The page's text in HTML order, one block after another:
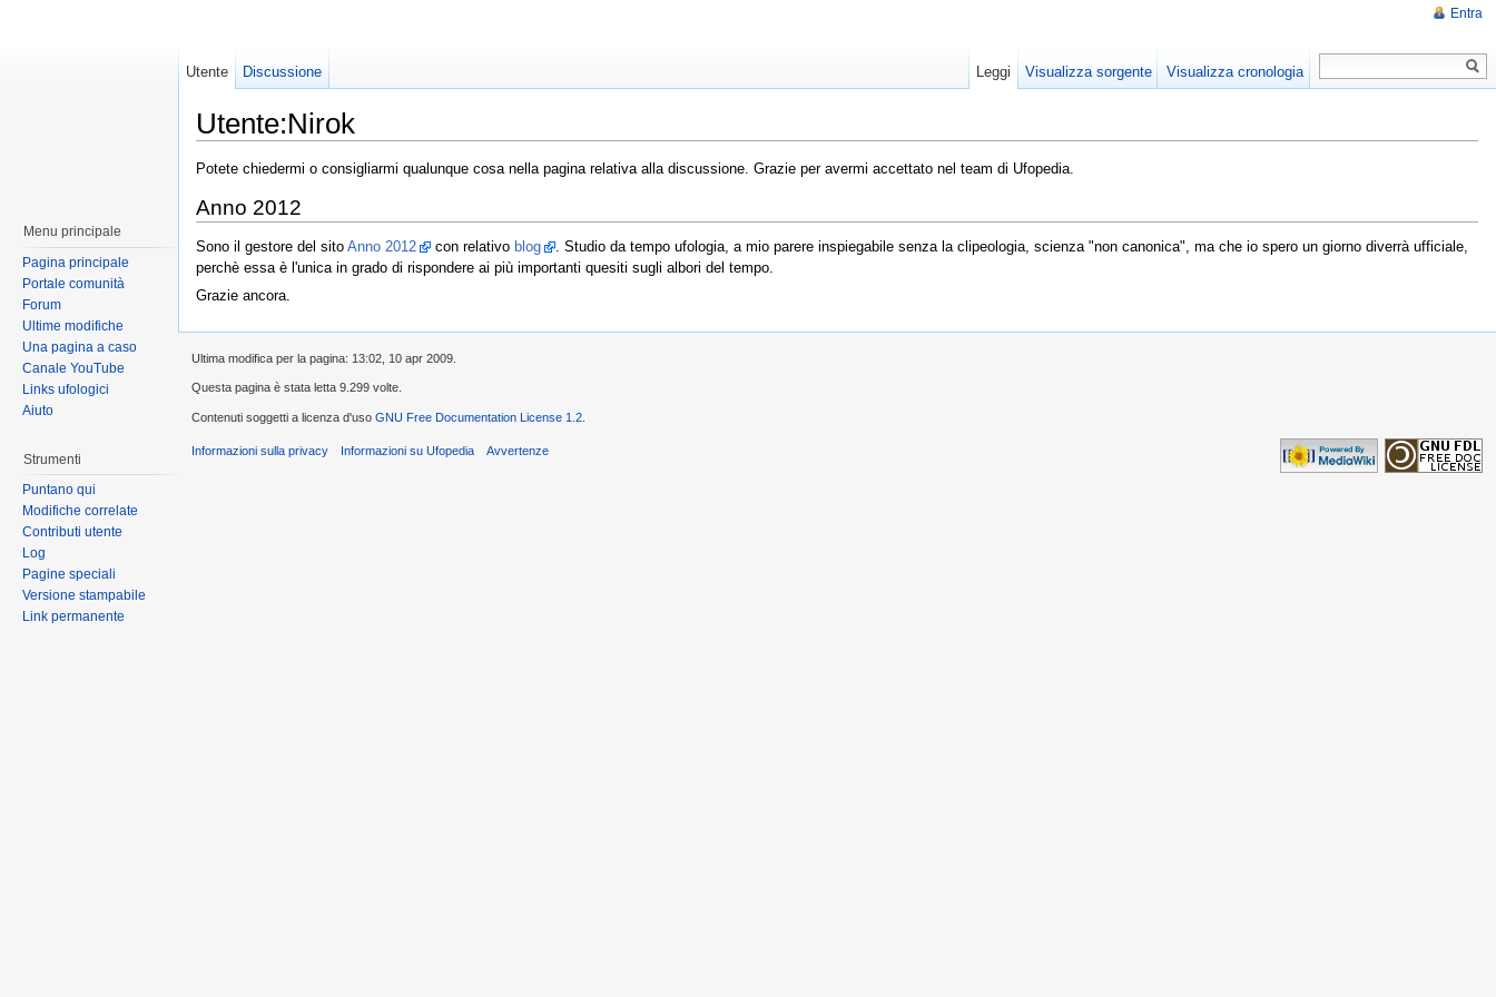
Utente:Nirok
Potete chiedermi o consigliarmi qualunque cosa nella pagina relativa alla discussione. Grazie per avermi accettato nel team di Ufopedia.
Anno 2012
Sono il gestore del sito Anno 2012 con relativo blog
. Studio da tempo ufologia, a mio parere inspiegabile senza la clipeologia, scienza "non canonica", ma che io spero un giorno diverrà ufficiale,
perchè essa è l'unica in grado di rispondere ai più importanti quesiti sugli albori del tempo.
Grazie ancora.
Entra
Utente Discussione Leggi Visualizza sorgente Visualizza cronologia
Menu principale
Pagina principale
Portale comunità
Forum
Ultime modifiche
Una pagina a caso
Canale YouTube
Links ufologici
Aiuto
Strumenti
Puntano qui
Modifiche correlate
Contributi utente
Log
Pagine speciali
Versione stampabile
Link permanente
Ultima modifica per la pagina: 13:02, 10 apr 2009.
Questa pagina è stata letta 9.299 volte.
Contenuti soggetti a licenza d'uso GNU Free Documentation License 1.2
Informazioni sulla privacy Informazioni su Ufopedia Avvertenze